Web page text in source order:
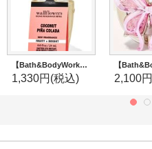
【Bath&BodyWorks】Wallflowers詰替リフィル：ココナッツピニャコラーダ
1,330円(税込) 2,100円